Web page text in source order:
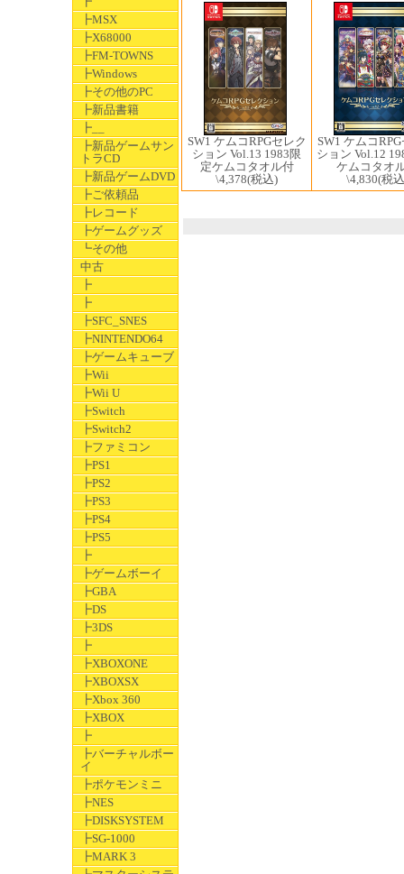
┣MSX
┣X68000
┣FM-TOWNS
┣Windows
┣その他のPC
┣新品書籍
┣__
┣新品ゲームサン
トラCD
┣新品ゲームDVD
┣ご依頼品
┣レコード
┣ゲームグッズ
┗その他
中古
┣
┣
┣SFC_SNES
┣NINTENDO64
┣ゲームキューブ
┣Wii
┣Wii U
┣Switch
┣Switch2
┣ファミコン
┣PS1
┣PS2
┣PS3
┣PS4
┣PS5
┣
┣ゲームボーイ
┣GBA
┣DS
┣3DS
┣
┣XBOXONE
┣XBOXSX
┣Xbox 360
┣XBOX
┣
┣バーチャルボー
イ
┣ポケモンミニ
┣NES
┣DISKSYSTEM
┣SG-1000
┣MARK 3
SW1 ケムコRPGセレク
ション Vol.13 1983限
定ケムコタオル付
\4,378(税込)
SW1 ケムコ
ション Vol.12
ケムコタオ
\4,830(税